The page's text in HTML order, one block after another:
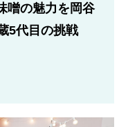
噌の魅力を岡谷
5代目の挑戦